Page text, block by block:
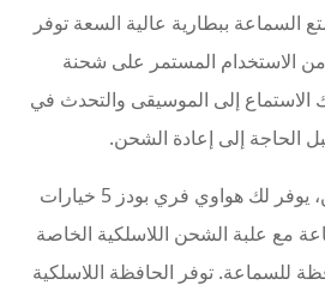
السماعة ببطارية عالية السعة توفر
الاستخدام المستمر على شحنة
الاستماع إلى الموسيقى والتحدث في
الحاجة إلى إعادة الشحن.
وعندما يحين وقت الشحن، يوفر لك هواوي فري بودز 5 خيارات
مع علبة الشحن اللاسلكية الخاصة
للسماعة. توفر الحافظة اللاسلكية